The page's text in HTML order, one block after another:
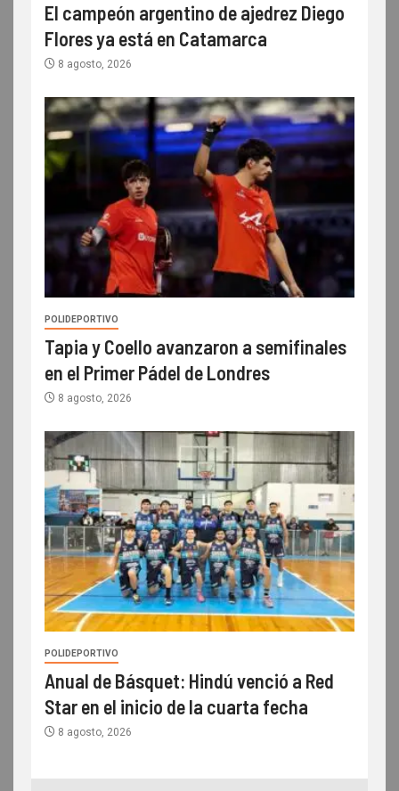
El campeón argentino de ajedrez Diego
Flores ya está en Catamarca
8 agosto, 2026
POLIDEPORTIVO
Tapia y Coello avanzaron a semifinales
en el Primer Pádel de Londres
8 agosto, 2026
POLIDEPORTIVO
Anual de Básquet: Hindú venció a Red
Star en el inicio de la cuarta fecha
8 agosto, 2026